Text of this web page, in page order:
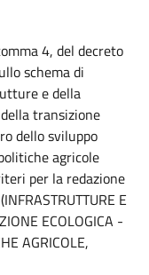
4, del decreto
schema di
e della
transizione
dello sviluppo
agricole
per la redazione
E
ECOLOGICA -
AGRICOLE,